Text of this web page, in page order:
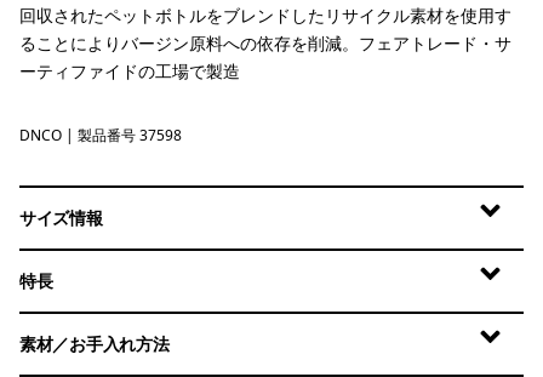
回収されたペットボトルをブレンドしたリサイクル素材を使用す
ることによりバージン原料への依存を削減。フェアトレード・サ
ーティファイドの工場で製造
Den Brown: Coastal Edge
DNCO | 製品番号 37598
サイズ情報
特長
素材／お手入れ方法